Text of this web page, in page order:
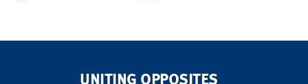
UNITING OPPOSITES